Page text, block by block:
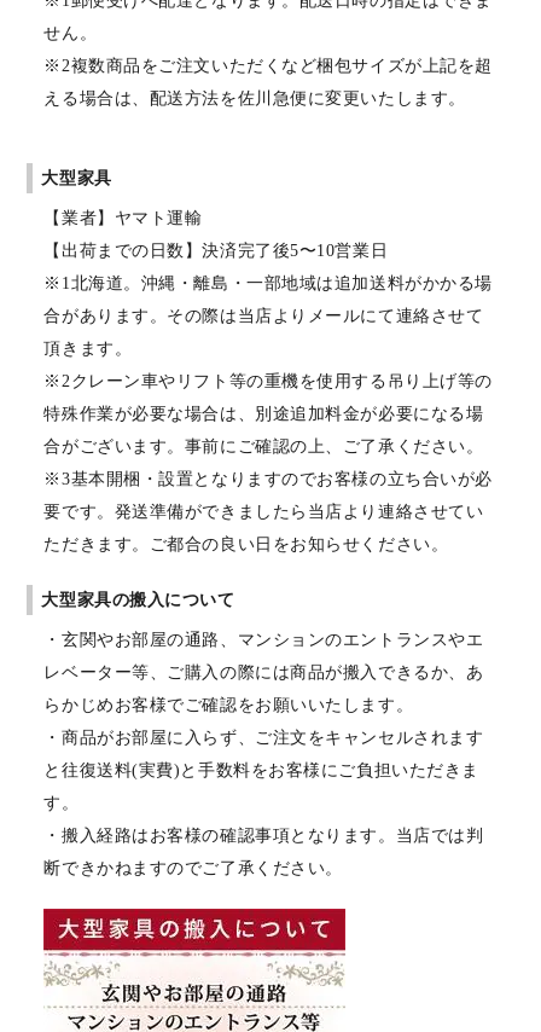
せん。
※2複数商品をご注文いただくなど梱包サイズが上記を超
える場合は、配送方法を佐川急便に変更いたします。
大型家具
【業者】ヤマト運輸
【出荷までの日数】決済完了後5〜10営業日
※1北海道。沖縄・離島・一部地域は追加送料がかかる場
合があります。その際は当店よりメールにて連絡させて
頂きます。
※2クレーン車やリフト等の重機を使用する吊り上げ等の
特殊作業が必要な場合は、別途追加料金が必要になる場
合がございます。事前にご確認の上、ご了承ください。
※3基本開梱・設置となりますのでお客様の立ち合いが必
要です。発送準備ができましたら当店より連絡させてい
ただきます。ご都合の良い日をお知らせください。
大型家具の搬入について
・玄関やお部屋の通路、マンションのエントランスやエ
レベーター等、ご購入の際には商品が搬入できるか、あ
らかじめお客様でご確認をお願いいたします。
・商品がお部屋に入らず、ご注文をキャンセルされます
と往復送料(実費)と手数料をお客様にご負担いただきま
す。
・搬入経路はお客様の確認事項となります。当店では判
断できかねますのでご了承ください。